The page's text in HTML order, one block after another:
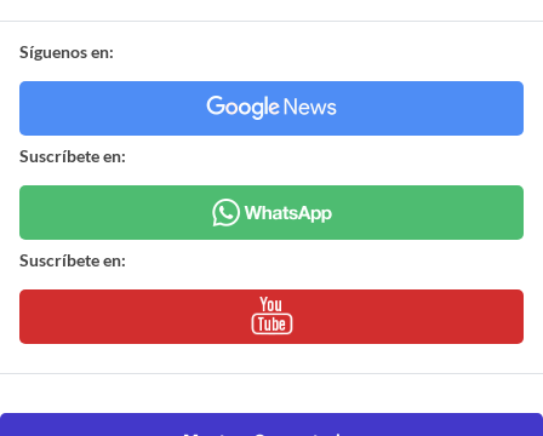
Síguenos en:
Suscríbete en:
Suscríbete en: